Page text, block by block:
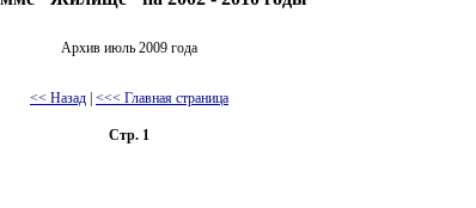
Архив июль 2009 года
<< Назад <<< Главная страница
Стр. 1